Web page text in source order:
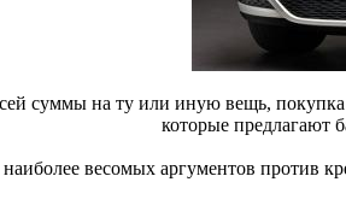
суммы на ту или иную вещь,
которые предлагают
весомых аргументов против